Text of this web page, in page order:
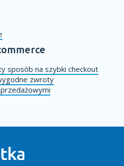
sposób na szybki checkout
zwroty